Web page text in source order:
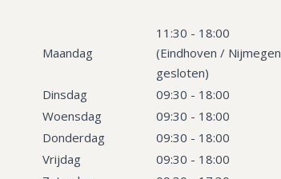
Maandag
11:30 - 18:00
(Eindhoven / Nijmegen
gesloten)
Dinsdag
09:30 - 18:00
Woensdag
09:30 - 18:00
Donderdag
09:30 - 18:00
Vrijdag
09:30 - 18:00